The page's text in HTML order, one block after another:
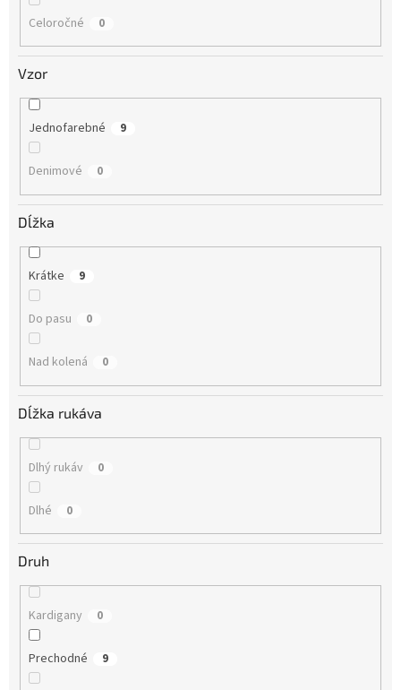
Celoročné 0
Vzor
Jednofarebné 9
Denimové 0
Dĺžka
Krátke 9
Do pasu 0
Nad kolená 0
Dĺžka rukáva
Dlhý rukáv 0
Dlhé 0
Druh
Kardigany 0
Prechodné 9